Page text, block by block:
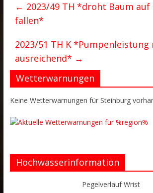
← 2023/49 TH *droht Baum auf
fallen*
2023/51 TH K *Pumpenleistung
ausreichend* →
Wetterwarnungen
Keine Wetterwarnungen für Steinburg
Hochwasserinformation
Pegelverlauf Wrist